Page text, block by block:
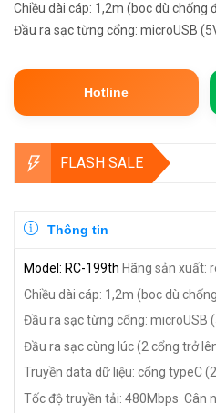
Chiều dài cáp: 1,2m (boc dù chống
Đầu ra sạc từng cổng: microUSB
Hotline
FLASH SALE
Thông tin
Model: RC-199th Hãng sản xuất:
Chiều dài cáp: 1,2m (boc dù
Đầu ra sạc từng cổng: microUSB
Đầu ra sạc cùng lúc (2 cổng trở
Truyền data dữ liệu: cổng typeC
Tốc độ truyền tải: 480Mbps Cân